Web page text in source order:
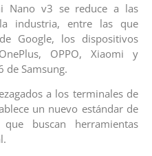
Nano v3 se reduce a las
industria, entre las que
Google, los dispositivos
OPPO, Xiaomi y
de Samsung.
a los terminales de
un nuevo estándar de
buscan herramientas